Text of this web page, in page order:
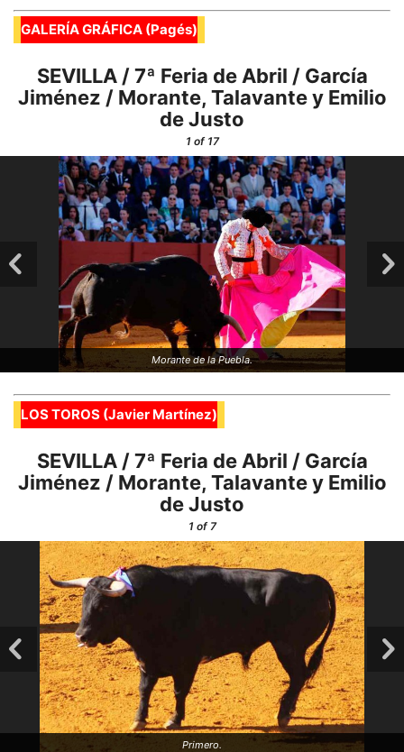
GALERÍA GRÁFICA (Pagés)
SEVILLA / 7ª Feria de Abril / García
Jiménez / Morante, Talavante y Emilio
de Justo
1of 17
Morante de la Puebla.
LOS TOROS (Javier Martínez)
SEVILLA / 7ª Feria de Abril / García
Jiménez / Morante, Talavante y Emilio
de Justo
1of 7
Primero.